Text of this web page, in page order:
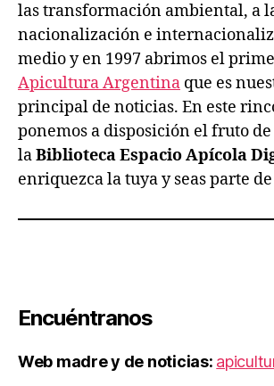
las transformación ambiental, a
nacionalización e
medio y en 1997 abrimos el
Apicultura Argentina que es
principal de noticias. En este
ponemos a disposición el fruto
laBiblioteca Espacio Apícola
enriquezca la tuya y seas parte
Encuéntranos
Web madre y de noticias: